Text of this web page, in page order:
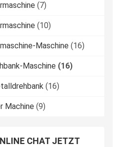
(7)
(10)
Maschine (16)
Maschine (16)
(16)
Machine (9)
CHAT JETZT